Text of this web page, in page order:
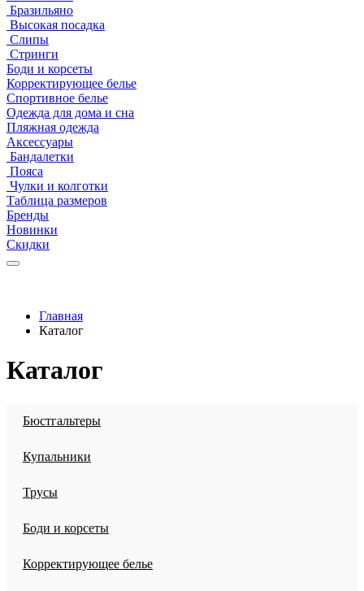
Бразильяно
Высокая посадка
Слипы
Стринги
Боди и корсеты
Корректирующее белье
Спортивное белье
Одежда для дома и сна
Пляжная одежда
Аксессуары
Бандалетки
Пояса
Чулки и колготки
Таблица размеров
Бренды
Новинки
Скидки
Главная
Каталог
Каталог
Бюстгальтеры
Купальники
Трусы
Боди и корсеты
Корректирующее белье